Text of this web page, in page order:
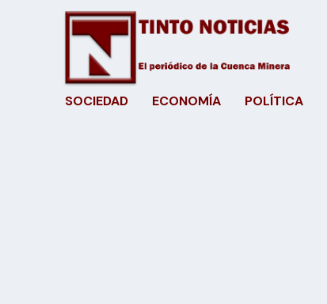
SOCIEDAD ECONOMÍA POLÍTICA